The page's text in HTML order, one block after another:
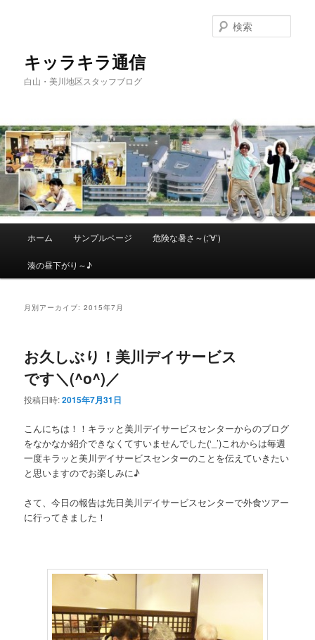
へ
移
動
移
動
キッラキラ通信
白山・美川地区スタッフブログ
索
メ
ホーム サンプルページ 危険な暑さ～(;’∀’)
湊の昼下がり～♪
月別アーカイブ:2015年7月
お久しぶり！美川デイサービス
です＼(^o^)／
投稿日時:2015年7月31日
こんにちは！！キラッと美川デイサービスセンターからのブログ
をなかなか紹介できなくてすいませんでした(‘_’)これからは毎週
一度キラッと美川デイサービスセンターのことを伝えていきたい
と思いますのでお楽しみに♪
さて、今日の報告は先日美川デイサービスセンターで外食ツアー
に行ってきました！